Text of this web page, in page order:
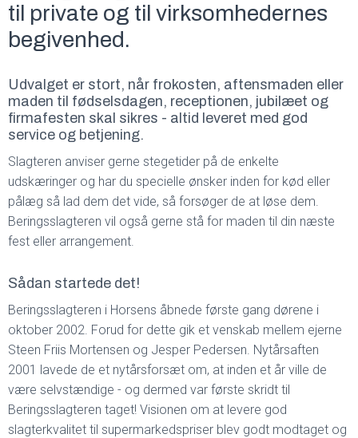
til private og til virksomhedernes
begivenhed.
Udvalget er stort, når frokosten, aftensmaden eller
maden til fødselsdagen, receptionen, jubilæet og
firmafesten skal sikres - altid leveret med god
service og betjening.
Slagteren anviser gerne stegetider på de enkelte
udskæringer og har du specielle ønsker inden for kød eller
pålæg så lad dem det vide, så forsøger de at løse dem.
Beringsslagteren vil også gerne stå for maden til din næste
fest eller arrangement.
Sådan startede det!
Beringsslagteren i Horsens åbnede første gang dørene i
oktober 2002. Forud for dette gik et venskab mellem ejerne
Steen Friis Mortensen og Jesper Pedersen. Nytårsaften
2001 lavede de et nytårsforsæt om, at inden et år ville de
være selvstændige - og dermed var første skridt til
Beringsslagteren taget! Visionen om at levere god
slagterkvalitet til supermarkedspriser blev godt modtaget og